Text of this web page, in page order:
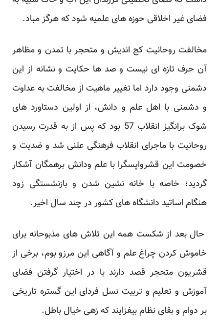
فضای غیر اخلاقی حوزه های علمیه شود که هرگز مباد.
مخالفت روحانیت کج اندیش و متحجر با تمدن و مظاهر
آن حرف تازه ای نیست و صد ها حکایت و نشانه از این
دشمنی وجود دارد اما تغییر ماهیت از مخالفت به عداوت
و دشمنی با اهل علم و دانش، از اولین دستاورد های
شوک برانگیز انقلاب 57 بود که پس از به قدرت رسیدن
روحانیت با ماجرای انقلاب فرهنگی علنی شد و ضدیت و
خصومت این قشرواپسگرا با علم ودانش برهمگان آشکار
گردید؛ خاصه با خانه نشین شدن و بازنشستگی زود
هنگام اساتید دانشگاه های کشور در چند سال اخیر.
حال بعد از شکست همه این تلاش های مذبوحانه برای
خاموش کردن چراغ علم و آگاهی این مرزو بوم، برخی از
قشریون متحجر قصد دارند با در اختیار گرفتن فضای
آموزش و تعلیم و تربیت نسل فردای این گستره تاریخی
بر دوام و بقای نظام بیفزایند که زهی خیال باطل.